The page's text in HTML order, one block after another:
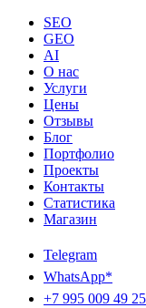
SEO
GEO
AI
О нас
Услуги
Цены
Отзывы
Блог
Портфолио
Проекты
Контакты
Статистика
Магазин
Telegram
WhatsApp*
+7 995 009 49 25